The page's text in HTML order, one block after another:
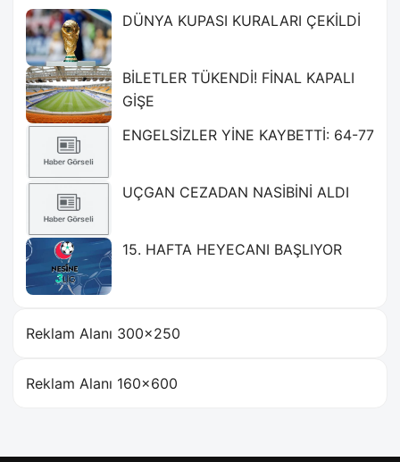
DÜNYA KUPASI KURALARI ÇEKİLDİ
BİLETLER TÜKENDİ! FİNAL KAPALI
GİŞE
ENGELSİZLER YİNE KAYBETTİ: 64-77
UÇGAN CEZADAN NASİBİNİ ALDI
15. HAFTA HEYECANI BAŞLIYOR
Reklam Alanı 300×250
Reklam Alanı 160×600